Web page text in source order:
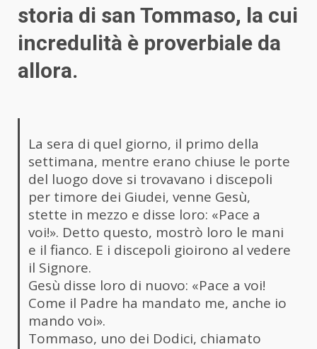
storia di san Tommaso, la cui
incredulità è proverbiale da
allora.
La sera di quel giorno, il primo della
settimana, mentre erano chiuse le porte
del luogo dove si trovavano i discepoli
per timore dei Giudei, venne Gesù,
stette in mezzo e disse loro: «Pace a
voi!». Detto questo, mostrò loro le mani
e il fianco. E i discepoli gioirono al vedere
il Signore.
Gesù disse loro di nuovo: «Pace a voi!
Come il Padre ha mandato me, anche io
mando voi».
Tommaso, uno dei Dodici, chiamato